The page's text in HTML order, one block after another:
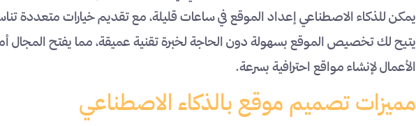
يمكن للذكاء الاصطناعي إعداد الموقع في ساعات قليلة، مع تقديم خيارات متعددة
يتيح لك تخصيص الموقع بسهولة دون الحاجة لخبرة تقنية عميقة، مما يفتح المجال
الأعمال لإنشاء مواقع احترافية بسرعة.
مميزات تصميم موقع بالذكاء الاصطناعي